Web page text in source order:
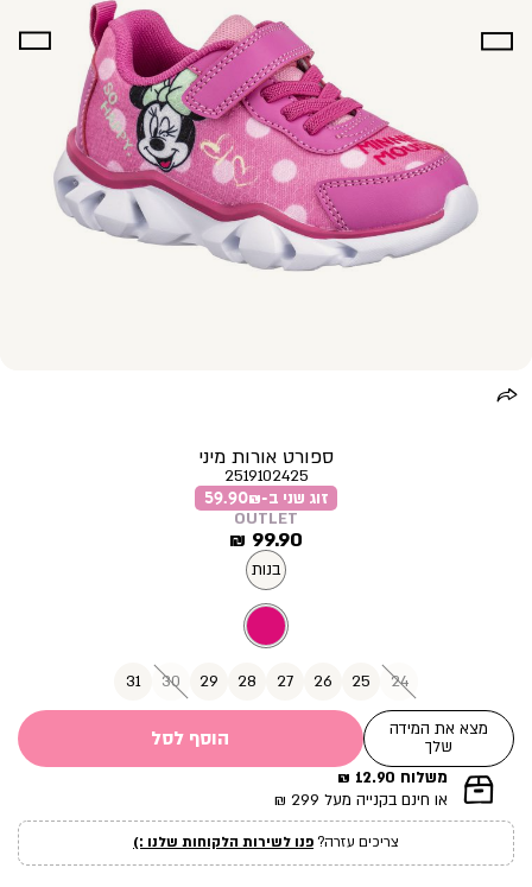
ספורט אורות מיני
2519102425
זוג שני ב-59.90₪
OUTLET
מחיר
מוצר
99.90 ₪
בנות
24
25
26
27
28
29
30
31
מצא את המידה
שלך
הוסף לסל
|
תומך
עמוד
מוצר
משלוח 12.90 ₪
או חינם בקנייה מעל 299 ₪
צריכים עזרה?פנו לשירות הלקוחות שלנו :)